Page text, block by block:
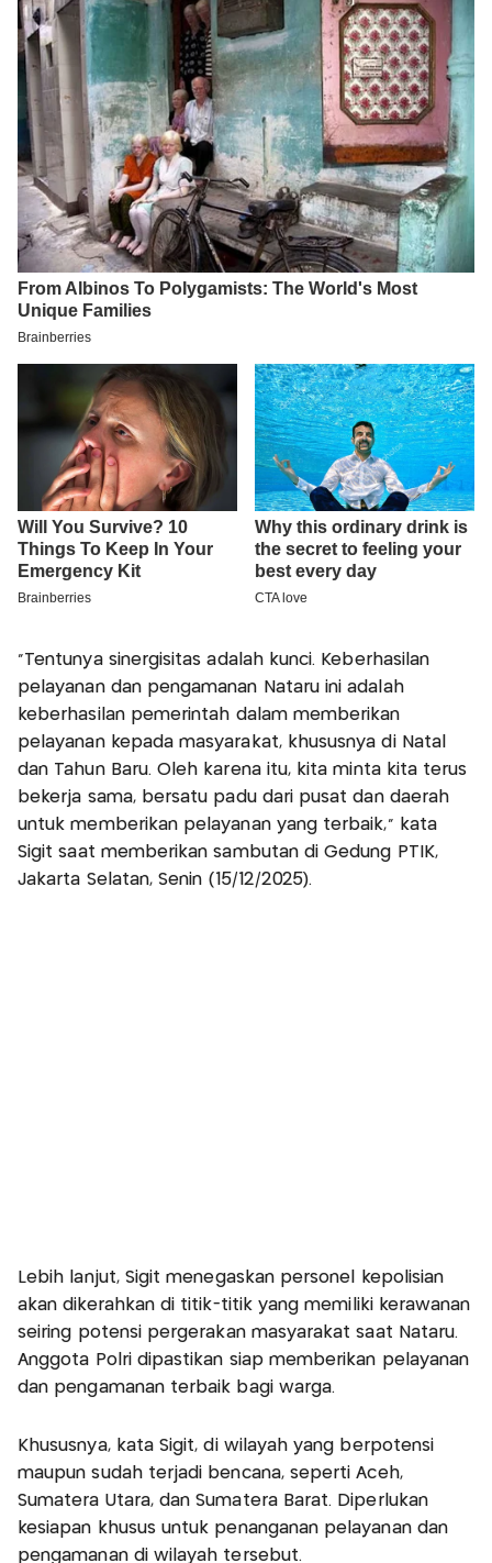
“Tentunya sinergisitas adalah kunci. Keberhasilan
pelayanan dan pengamanan Nataru ini adalah
keberhasilan pemerintah dalam memberikan
pelayanan kepada masyarakat, khususnya di Natal
dan Tahun Baru. Oleh karena itu, kita minta kita terus
bekerja sama, bersatu padu dari pusat dan daerah
untuk memberikan pelayanan yang terbaik,” kata
Sigit saat memberikan sambutan di Gedung PTIK,
Jakarta Selatan, Senin (15/12/2025).
Lebih lanjut, Sigit menegaskan personel kepolisian
akan dikerahkan di titik-titik yang memiliki kerawanan
seiring potensi pergerakan masyarakat saat Nataru.
Anggota Polri dipastikan siap memberikan pelayanan
dan pengamanan terbaik bagi warga.
Khususnya, kata Sigit, di wilayah yang berpotensi
maupun sudah terjadi bencana, seperti Aceh,
Sumatera Utara, dan Sumatera Barat. Diperlukan
kesiapan khusus untuk penanganan pelayanan dan
pengamanan di wilayah tersebut.